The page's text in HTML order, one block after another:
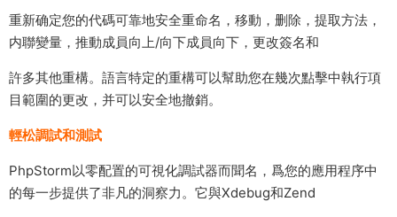
重新确定您的代碼可靠地安全重命名，移動，删除，提取方法，
内聯變量，推動成員向上/向下成員向下，更改簽名和
許多其他重構。語言特定的重構可以幫助您在幾次點擊中執行項
目範圍的更改，并可以安全地撤銷。
輕松調試和測試
PhpStorm以零配置的可視化調試器而聞名，爲您的應用程序中
的每一步提供了非凡的洞察力。它與Xdebug和Zend